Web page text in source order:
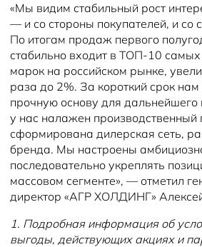
«Мы видим стабильный рост
— и со стороны покупателей, и со
По итогам продаж первого
стабильно входит в ТОП-10
марок на российском рынке,
раза до 2%. За короткий срок нам
прочную основу для
у нас налажен производственный
сформирована дилерская сеть,
бренда. Мы настроены
последовательно укреплять
массовом сегменте», — отметил
директор «АГР ХОЛДИНГ»
1. Подробная информация об
выгоды, действующих акциях и